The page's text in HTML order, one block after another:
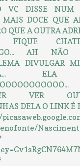
VC DISSE NUM
MAIS DOCE QUE
QUE A OUTRA
FIQUE
AH NÃO
DIVULGAR
VER
DELA O LINK É